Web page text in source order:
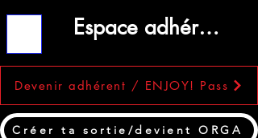
Devenir adhérent / ENJOY! Pass
Créer ta sortie/devient ORGA
Espace adhérent